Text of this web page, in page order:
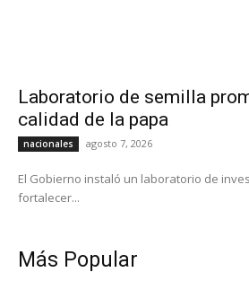
Laboratorio de semilla
calidad de la papa
nacionales agosto 7, 2026
El Gobierno instaló un laboratorio de
fortalecer...
Más Popular